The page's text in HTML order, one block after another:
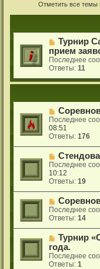
Отметить все темы
Турнир
прием
Последнее
Ответы:11
Последнее
08:51
Ответы:176
Последнее
10:12
Ответы:19
Последнее
Ответы:14
Турнир
года.
Последнее
Ответы:1